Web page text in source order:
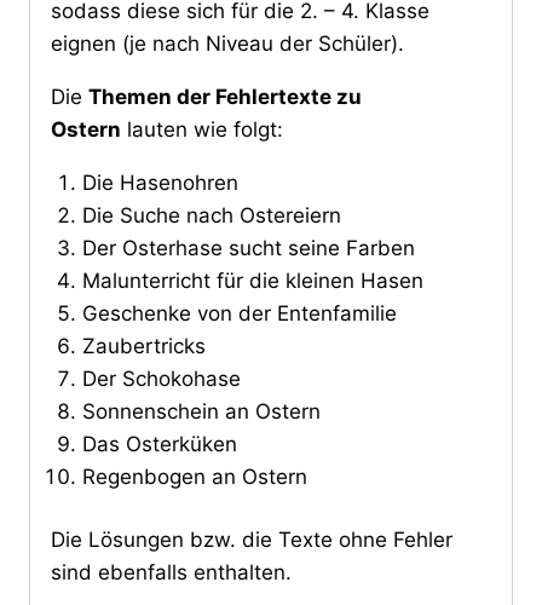
sodass diese sich für die 2. – 4. Klasse
eignen (je nach Niveau der Schüler).
Die Themen der Fehlertexte zu
Ostern lauten wie folgt:
Die Hasenohren
Die Suche nach Ostereiern
Der Osterhase sucht seine Farben
Malunterricht für die kleinen Hasen
Geschenke von der Entenfamilie
Zaubertricks
Der Schokohase
Sonnenschein an Ostern
Das Osterküken
Regenbogen an Ostern
Die Lösungen bzw. die Texte ohne Fehler
sind ebenfalls enthalten.